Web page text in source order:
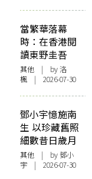
當繁華落幕
時：在香港閱
讀東野圭吾
其他 | by洛
楓 | 2026-07-30
鄧小宇憶施南
生 以珍藏舊照
細數昔日歲月
其他 | by 鄧小
宇 | 2026-07-30